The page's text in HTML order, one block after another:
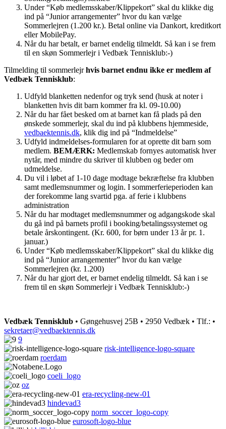
Under “Køb medlemsskaber/Klippekort” skal du klikke dig
ind på “Junior arrangementer” hvor du kan vælge
Sommerlejren (1.200 kr.). Betal online via Dankort, kreditkort
eller MobilePay.
Når du har betalt, er barnet endelig tilmeldt. Så kan i se frem
til en skøn Sommerlejr i Vedbæk Tennisklub:-)
Tilmelding til sommerlejrhvis barnet endnu ikke er medlem af
Vedbæk Tennisklub:
Udfyld blanketten nedenfor og tryk send (husk at noter i
blanketten hvis dit barn kommer fra kl. 09-10.00)
Når du har fået besked om at barnet kan få plads på den
ønskede sommerlejr, skal du ind på klubbens hjemmeside,
vedbaektennis.dk, klik dig ind på “Indmeldelse”
Udfyld indmeldelses-formularen for at oprette dit barn som
medlem. BEMÆRK: Medlemskab fornyes automatisk hver
nytår, med mindre du skriver til klubben og beder om
udmeldelse.
Du vil i løbet af 1-10 dage modtage bekræftelse fra klubben
samt medlemsnummer og login. I sommerferieperioden kan
der forekomme lang svartid pga. af ferie i klubbens
administration
Når du har modtaget medlemsnummer og adgangskode skal
du gå ind på barnets profil i booking/betalingssystemet og
betale årskontingent. (Kr. 600, for børn under 13 år pr. 1.
januar.)
Under “Køb medlemsskaber/Klippekort” skal du klikke dig
ind på “Junior arrangementer” hvor du kan vælge
Sommerlejren (kr. 1.200)
Når du har gjort det, er barnet endelig tilmeldt. Så kan i se
frem til en skøn Sommerlejr i Vedbæk Tennisklub:-)
Vedbæk Tennisklub • Gøngehusvej 25B • 2950 Vedbæk • Tlf.: •
sekretaer@vedbaektennis.dk
9
risk-intelligence-logo-square
roerdam
coeli_logo
oz
era-recycling-new-01
hindevad3
norm_soccer_logo-copy
eurosoft-logo-blue